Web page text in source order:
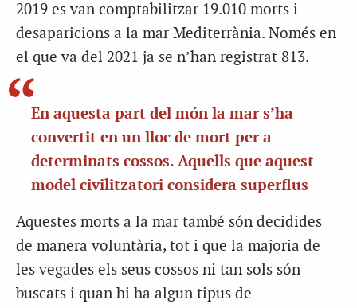
2019 es van comptabilitzar 19.010 morts i
desaparicions a la mar Mediterrània. Només en
el que va del 2021 ja se n’han registrat 813.
En aquesta part del món la mar s’ha
convertit en un lloc de mort per a
determinats cossos. Aquells que aquest
model civilitzatori considera superflus
Aquestes morts a la mar també són decidides
de manera voluntària, tot i que la majoria de
les vegades els seus cossos ni tan sols són
buscats i quan hi ha algun tipus de